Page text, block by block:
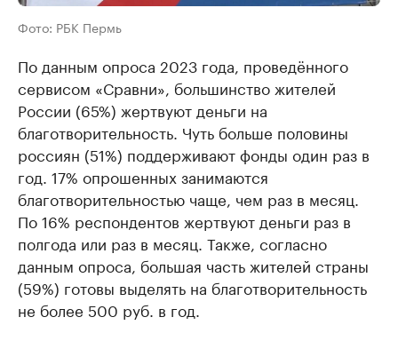
Фото: РБК Пермь
По данным опроса 2023 года, проведённого
сервисом «Сравни», большинство жителей
России (65%) жертвуют деньги на
благотворительность. Чуть больше половины
россиян (51%) поддерживают фонды один раз в
год. 17% опрошенных занимаются
благотворительностью чаще, чем раз в месяц.
По 16% респондентов жертвуют деньги раз в
полгода или раз в месяц. Также, согласно
данным опроса, большая часть жителей страны
(59%) готовы выделять на благотворительность
не более 500 руб. в год.